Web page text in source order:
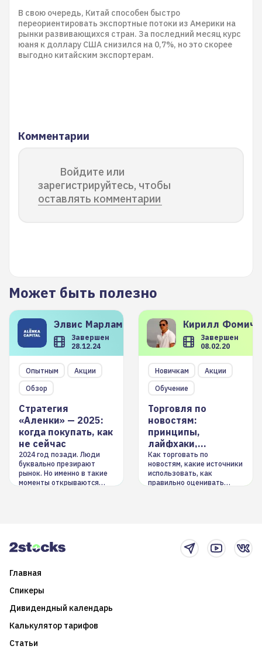
В свою очередь, Китай способен быстро
переориентировать экспортные потоки из Америки на
рынки развивающихся стран. За последний месяц курс
юаня к доллару США снизился на 0,7%, но это скорее
выгодно китайским экспортерам.
Комментарии
Войдите или
зарегистрируйтесь, чтобы
оставлять комментарии
Может быть полезно
Элвис Марламов
Завершен
28.12.24
Опытным
Акции
Обзор
Стратегия
«Аленки» — 2025:
когда покупать, как
не сейчас
2024 год позади. Люди
буквально презирают
рынок. Но именно в такие
моменты открываются
Кирилл
Завершен
08.02.20
Новичкам
Акции
Обучение
Торговля по
новостям:
принципы,
лайфхаки,
инструменты
Как торговать по
новостям, какие источники
использовать, как
правильно оценивать
Главная
Спикеры
Дивидендный календарь
Калькулятор тарифов
Статьи